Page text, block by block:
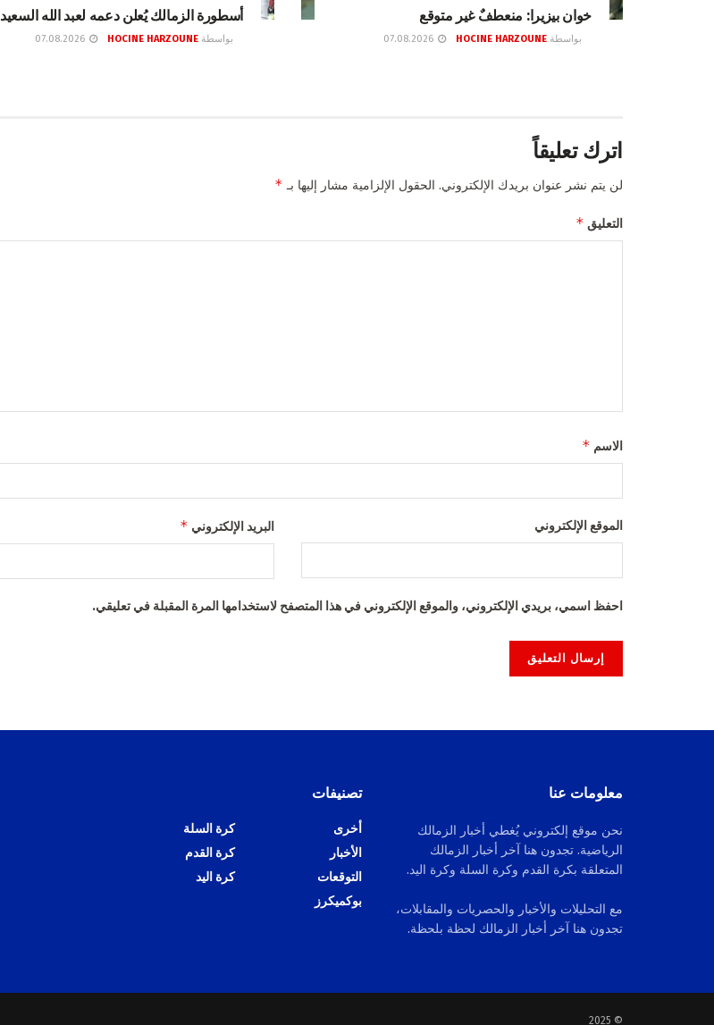
خوان بيزيرا: منعطفٌ غير متوقع
بواسطة HOCINE HARZOUNE
أسطورة الزمالك يُعلن دعمه لعبد الله السعيد
بواسطة HOCINE HARZOUNE
اترك تعليقاً
لن يتم نشر عنوان بريدك الإلكتروني. الحقول الإلزامية مشار إليها بـ *
التعليق *
الاسم *
البريد الإلكتروني * الموقع الإلكتروني
احفظ اسمي، بريدي الإلكتروني، والموقع الإلكتروني في هذا المتصفح لاستخدامها المرة المقبلة في تعليقي.
معلومات عنا
نحن موقع إلكتروني يُغطي أخبار الزمالك
الرياضية. تجدون هنا آخر أخبار الزمالك
المتعلقة بكرة القدم وكرة السلة وكرة اليد.
مع التحليلات والأخبار والحصريات والمقابلات،
تجدون هنا آخر أخبار الزمالك لحظة بلحظة.
تصنيفات
أخرى
الأخبار
التوقعات
بوكميكرز
كرة السلة
كرة القدم
كرة اليد
© 2025